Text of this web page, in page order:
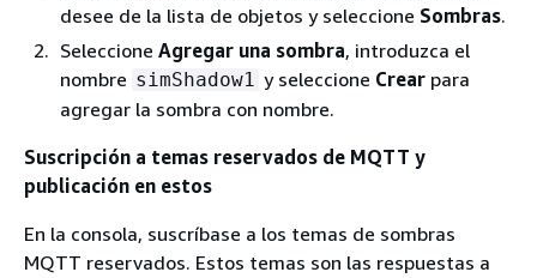
desee de la lista de objetos y seleccione Sombras.
Seleccione Agregar una sombra, introduzca el
nombre simShadow1 y seleccione Crear para
agregar la sombra con nombre.
Suscripción a temas reservados de MQTT y
publicación en estos
En la consola, suscríbase a los temas de sombras
MQTT reservados. Estos temas son las respuestas a